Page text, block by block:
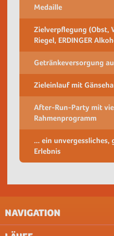
Medaille
Zielverpflegung (Obst,
Riegel, ERDINGER
Getränkeversorgung
Zieleinlauf mit
After-Run-Party mit
Rahmenprogramm
... ein unvergessliches,
Erlebnis
NAVIGATION